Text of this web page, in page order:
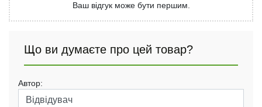
Ваш відгук може бути першим.
Що ви думаєте про цей товар?
Автор: